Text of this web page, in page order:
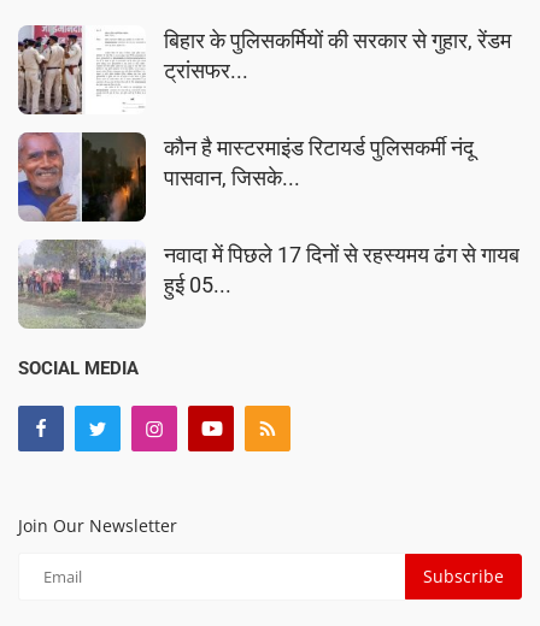
बिहार के पुलिसकर्मियों की सरकार से गुहार, रेंडम
ट्रांसफर...
कौन है मास्टरमाइंड रिटायर्ड पुलिसकर्मी नंदू
पासवान, जिसके...
नवादा में पिछले 17 दिनों से रहस्यमय ढंग से गायब
हुई 05...
SOCIAL MEDIA
Join Our Newsletter
Subscribe